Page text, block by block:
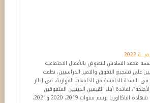
2022
محمد السادس للنهوض بالأعمال الاجتماعية
على تشجيع التفوق والتميز الدراسيين، نظمت
النسخة الخامسة من الجامعات الموازية، في إطار
لفائدة أبناء القيمين الدينيين المتفوقين
الحاصلين على شهادة الباكالوريا برسم سنوات 2019، 2020 و2021،